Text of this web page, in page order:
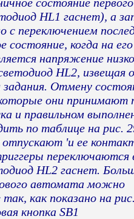
HL1 гаснет), а
переключением
состояние, когда на его
напряжение
HL2, извещая о
задания. Отмену
они принимают
и правильном
по таблице на рис.
отпускают 'и ее
переключаются
HL2 гаснет.
автомата можно
как показано на
кнопка SB1